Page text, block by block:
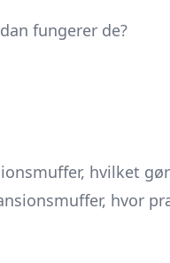
fungerer de?
hvilket
hvor